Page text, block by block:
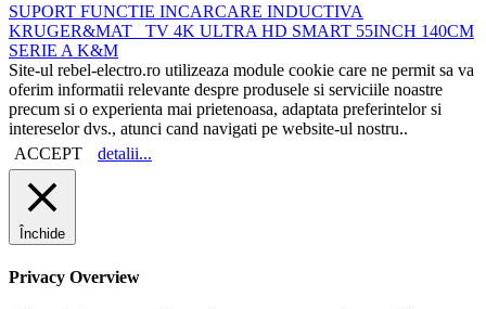
SUPORT FUNCTIE INCARCARE INDUCTIVA
KRUGER&MAT
TV 4K ULTRA HD SMART 55INCH 140CM
SERIE A K&M
Site-ul rebel-electro.ro utilizeaza module cookie care ne permit sa va
oferim informatii relevante despre produsele si serviciile noastre
precum si o experienta mai prietenoasa, adaptata preferintelor si
intereselor dvs., atunci cand navigati pe website-ul nostru..
ACCEPT
detalii...
Închide
Privacy Overview